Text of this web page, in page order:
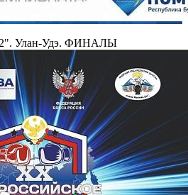
Улан-Удэ. ФИНАЛЫ